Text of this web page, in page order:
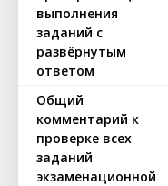
выполнения
заданий с
развёрнутым
ответом
Общий
комментарий к
проверке всех
заданий
экзаменационной